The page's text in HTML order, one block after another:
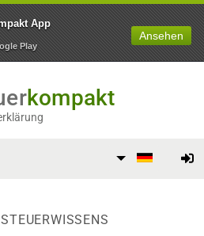
App
Play
Ansehen
kompakt